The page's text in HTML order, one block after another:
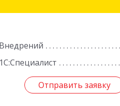
Внедрений
1С:Специалист
Отправить заявку
Отправить заявку